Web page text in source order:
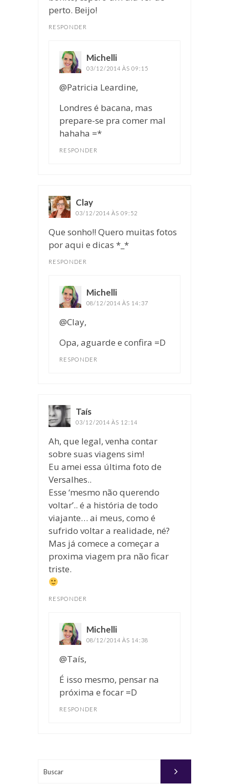
perto. Beijo!
RESPONDER
Michelli
03/12/2014 ÀS 09:15
@Patricia Leardine,
Londres é bacana, mas
prepare-se pra comer mal
hahaha =*
RESPONDER
Clay
03/12/2014 ÀS 09:52
Que sonho!! Quero muitas fotos
por aqui e dicas *_*
RESPONDER
Michelli
08/12/2014 ÀS 14:37
@Clay,
Opa, aguarde e confira =D
RESPONDER
Taís
03/12/2014 ÀS 12:14
Ah, que legal, venha contar
sobre suas viagens sim!
Eu amei essa última foto de
Versalhes..
Esse ‘mesmo não querendo
voltar’.. é a história de todo
viajante… ai meus, como é
sufrido voltar a realidade, né?
Mas já comece a começar a
proxima viagem pra não ficar
triste.
RESPONDER
Michelli
08/12/2014 ÀS 14:38
@Taís,
É isso mesmo, pensar na
próxima e focar =D
RESPONDER